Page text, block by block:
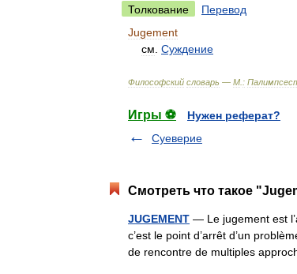
Толкование
Перевод
Jugement
см Суждение
Философский словарь — М :
Игры ⚽
Нужен реферат?
Суеверие
Смотреть что такое
JUGEMENT — Le jugement est
c’est le point d’arrêt d’un
de rencontre de multiples